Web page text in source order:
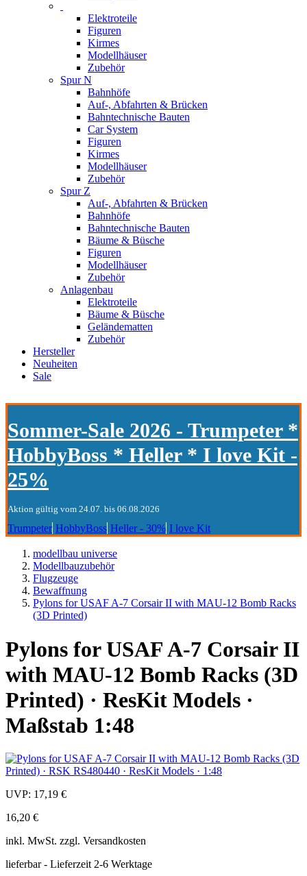
Elektroteile
Figuren
Kirmes
Modellhäuser
Zubehör
Spur N
Bahnhöfe
Auf-, Abfahrten & Brücken
Bahntechnische Bauten
Car System
Figuren
Kirmes
Modellhäuser
Zubehör
Spur Z
Auf-, Abfahrten & Brücken
Bahnhöfe
Bahntechnische Bauten
Bäume & Büsche
Figuren
Modellhäuser
Zubehör
Anlagenbau
Elektroteile
Bäume & Büsche
Geländematten
Zubehör
Hersteller
Neuheiten
Sale
Sommer-Sale 2026 - Trumpeter *
HobbyBoss * Heller * I love Kit -
25%
Aktion gültig vom 24.07. bis 06.08.2026
Trumpeter HobbyBoss Heller - 30% I love Kit
modellbau universe
Modellbauzubehör
Flugzeuge
Bewaffnung
Pylons for USAF A-7 Corsair II with MAU-12 Bomb Racks
(3D Printed)
Pylons for USAF A-7 Corsair II
with MAU-12 Bomb Racks (3D
Printed) · ResKit Models ·
Maßstab 1:48
UVP: 17,19 €
16,20 €
inkl. MwSt. zzgl. Versandkosten
lieferbar - Lieferzeit 2-6 Werktage